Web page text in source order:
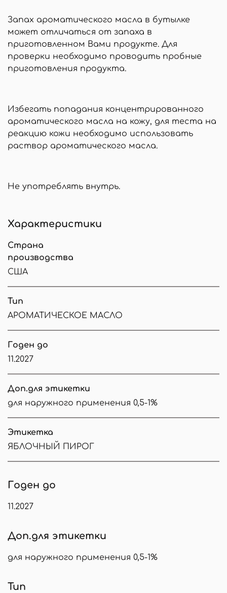
Запах ароматического масла в бутылке
может отличаться от запаха в
приготовленном Вами продукте. Для
проверки необходимо проводить пробные
приготовления продукта.
Избегать попадания концентрированного
ароматического масла на кожу, для теста на
реакцию кожи необходимо использовать
раствор ароматического масла.
Не употреблять внутрь.
Характеристики
Страна
производства
США
Тип
АРОМАТИЧЕСКОЕ МАСЛО
Годен до
11.2027
Доп.для этикетки
для наружного применения 0,5-1%
Этикетка
ЯБЛОЧНЫЙ ПИРОГ
Годен до
11.2027
Доп.для этикетки
для наружного применения 0,5-1%
Тип